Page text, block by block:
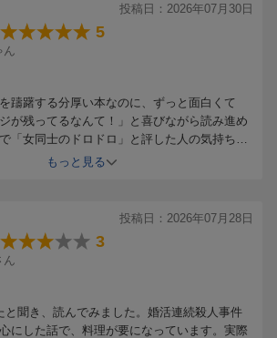
投稿日：2026年07月30日
5
ん
躊躇する分厚い本なのに、ずっと面白くて
が残ってるなんて！」と喜びながら読み進め
「女同士のドロドロ」と評した人の気持ちは
の、今の日本社会に生きる人間の、苦しみや
もっと見る
投稿日：2026年07月28日
3
ん
と聞き、読んでみました。婚活連続殺人事件
にした話で、料理が要になっています。実際